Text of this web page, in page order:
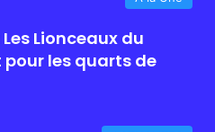
Lionceaux du
les quarts de